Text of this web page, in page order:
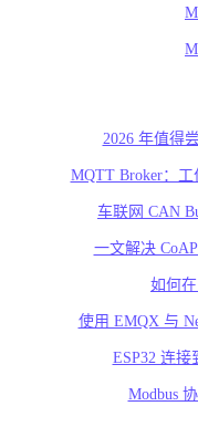
2026 年值得
MQTT Broker：
车联网 CAN
一文解决
如何
使用 EMQX 与
ESP32 连
Modbus